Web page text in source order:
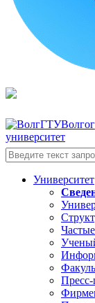
университет
Университет
Пресс-